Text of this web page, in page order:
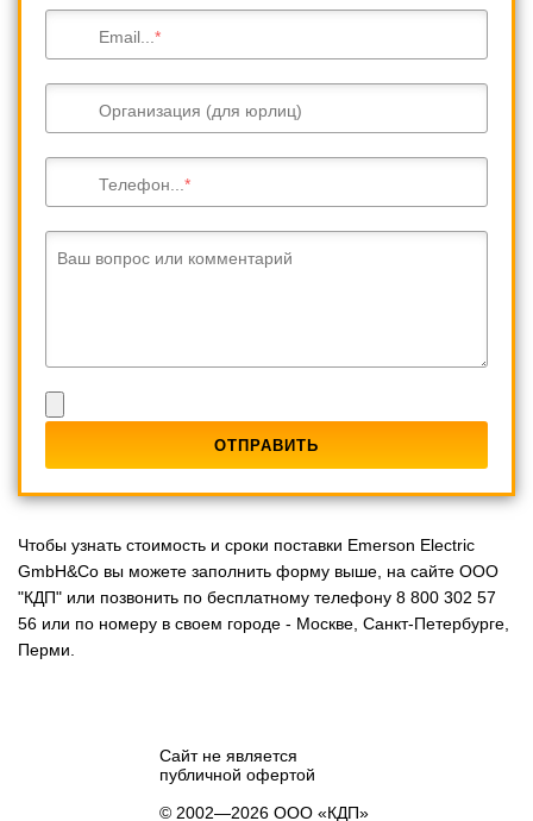
Email...
Организация (для юрлиц)
Телефон...
Ваш вопрос или комментарий
Чтобы узнать стоимость и сроки поставки Emerson Electric
GmbH&Co вы можете заполнить форму выше, на сайте ООО
"КДП" или позвонить по бесплатному телефону 8 800 302 57
56 или по номеру в своем городе - Москве, Санкт-Петербурге,
Перми.
Сайт не является
публичной офертой
© 2002—2026 ООО «КДП»